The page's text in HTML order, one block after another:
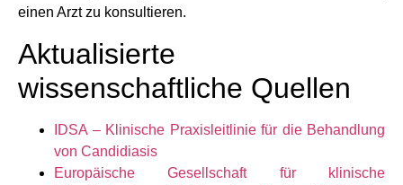
einen Arzt zu konsultieren.
Aktualisierte
wissenschaftliche Quellen
IDSA – Klinische Praxisleitlinie für die Behandlung
von Candidiasis
Europäische Gesellschaft für klinische